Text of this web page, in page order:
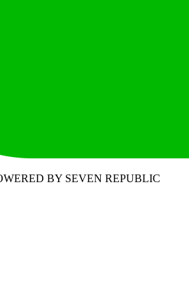
BY SEVEN REPUBLIC